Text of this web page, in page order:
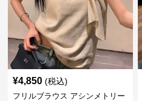
¥4,850 (税込)
フリルブラウス アシンメトリー